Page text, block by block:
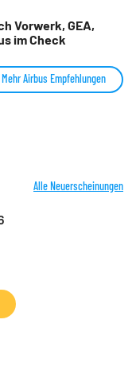
Vorwerk, GEA,
im Check
Mehr Airbus Empfehlungen
Alle Neuerscheinungen